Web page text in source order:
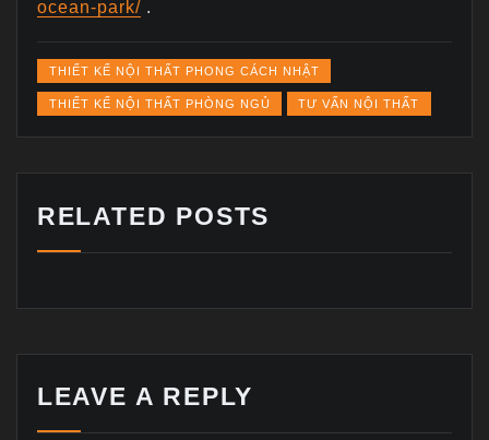
ocean-park/.
THIẾT KẾ NỘI THẤT PHONG CÁCH NHẬT
THIẾT KẾ NỘI THẤT PHÒNG NGỦ TƯ VẤN NỘI THẤT
RELATED POSTS
LEAVE A REPLY